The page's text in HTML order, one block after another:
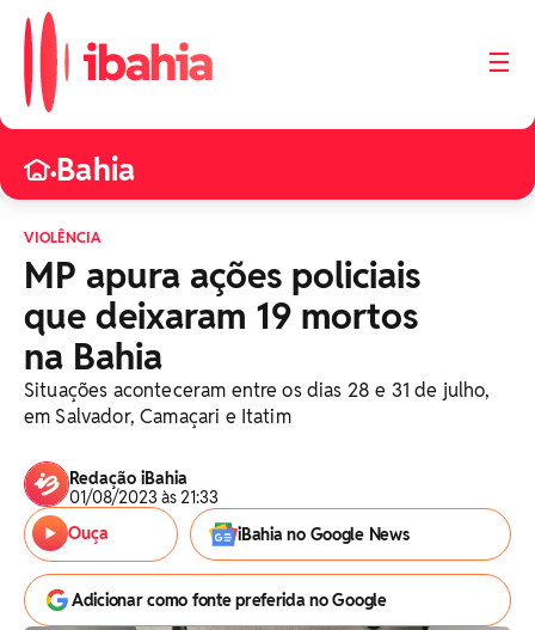
☰
•Bahia
VIOLÊNCIA
MP apura ações policiais
que deixaram 19 mortos
na Bahia
Situações aconteceram entre os dias 28 e 31 de julho,
em Salvador, Camaçari e Itatim
Redação iBahia
01/08/2023 às 21:33
Ouça
iBahia no Google News
Adicionar como fonte preferida no Google